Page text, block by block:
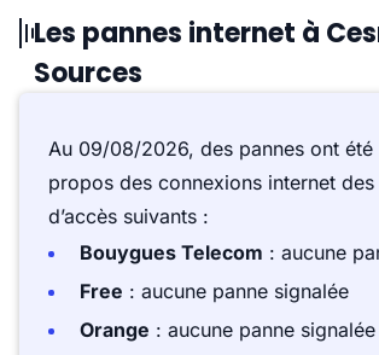
Les pannes internet à
Sources
Au 09/08/2026, des pannes ont été
propos des connexions internet
d’accès suivants :
Bouygues Telecom : aucune
Free : aucune panne signalée
Orange : aucune panne signalée